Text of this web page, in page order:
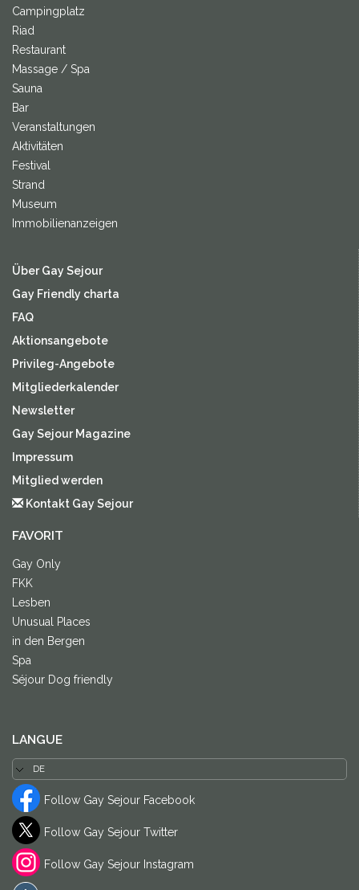
Campingplatz
Riad
Restaurant
Massage / Spa
Sauna
Bar
Veranstaltungen
Aktivitäten
Festival
Strand
Museum
Immobilienanzeigen
Über Gay Sejour
Gay Friendly charta
FAQ
Aktionsangebote
Privileg-Angebote
Mitgliederkalender
Newsletter
Gay Sejour Magazine
Impressum
Mitglied werden
Kontakt Gay Sejour
FAVORIT
Gay Only
FKK
Lesben
Unusual Places
in den Bergen
Spa
Séjour Dog friendly
LANGUE
Follow Gay Sejour Facebook
Follow Gay Sejour Twitter
Follow Gay Sejour Instagram